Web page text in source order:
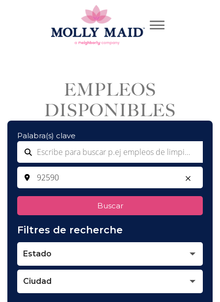
EMPLEOS
DISPONIBLES
Palabra(s) clave
Buscar
Filtres de recherche
Estado
Ciudad